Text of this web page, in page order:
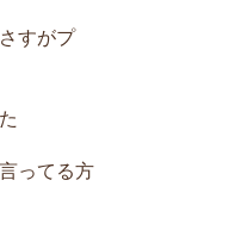
すがプ
ってる方